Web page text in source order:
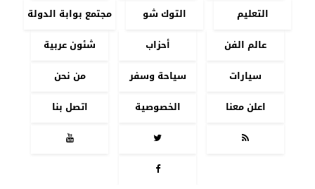
التعليم
التوك شو
مجتمع بوابة الدولة
عالم الفن
أحزاب
شئون عربية
سيارات
سياحة وسفر
من نحن
اعلن معنا
الخصوصية
اتصل بنا



